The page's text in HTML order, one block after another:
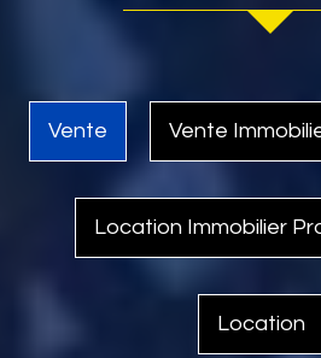
Vente Vente
Location Immobilier
Location